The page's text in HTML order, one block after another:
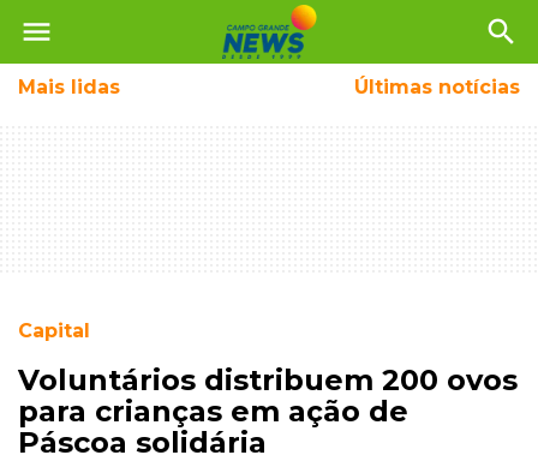
menu search
Mais lidas Últimas notícias
Capital
Voluntários distribuem 200 ovos
para crianças em ação de
Páscoa solidária